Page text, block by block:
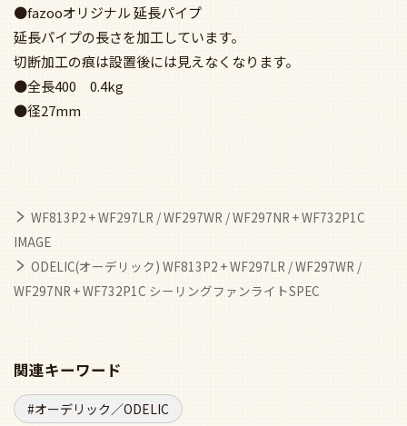
●fazooオリジナル 延長パイプ
延長パイプの長さを加工しています。
切断加工の痕は設置後には見えなくなります。
●全長400 0.4kg
●径27mm
WF813P2 + WF297LR / WF297WR / WF297NR + WF732P1C
IMAGE
ODELIC(オーデリック) WF813P2 + WF297LR / WF297WR /
WF297NR + WF732P1C シーリングファンライトSPEC
関連キーワード
オーデリック／ODELIC